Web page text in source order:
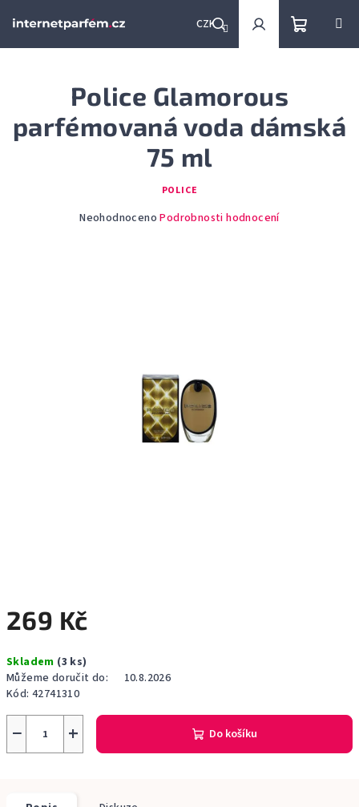
CZK
Hledat PřihlášeníNákupní
269 Kč
cena:
Skladem (3 ks)
Můžeme doručit do:
10.8.2026
Kód: 42741310
+
− Do košíku
Police Glamorous
parfémovaná voda dámská
75 ml
POLICE
Průměrné
Neohodnoceno Podrobnosti hodnocení